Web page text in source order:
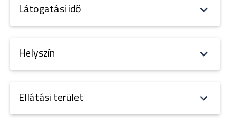
Látogatási idő
Helyszín
Ellátási terület